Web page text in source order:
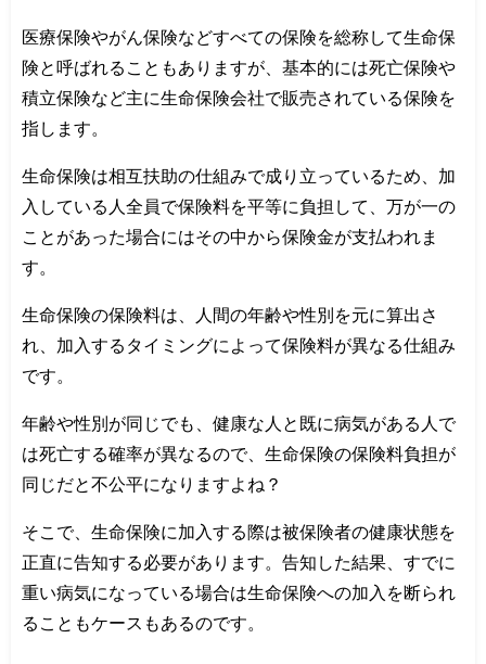
医療保険やがん保険などすべての保険を総称して生命保
険と呼ばれることもありますが、基本的には死亡保険や
積立保険など主に生命保険会社で販売されている保険を
指します。
生命保険は相互扶助の仕組みで成り立っているため、加
入している人全員で保険料を平等に負担して、万が一の
ことがあった場合にはその中から保険金が支払われま
す。
生命保険の保険料は、人間の年齢や性別を元に算出さ
れ、加入するタイミングによって保険料が異なる仕組み
です。
年齢や性別が同じでも、健康な人と既に病気がある人で
は死亡する確率が異なるので、生命保険の保険料負担が
同じだと不公平になりますよね？
そこで、生命保険に加入する際は被保険者の健康状態を
正直に告知する必要があります。告知した結果、すでに
重い病気になっている場合は生命保険への加入を断られ
ることもケースもあるのです。